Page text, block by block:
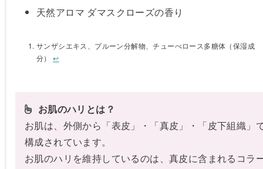
天然アロマ ダマスクローズの香り
サンザシエキス、プルーン分解物、チューべロース多糖体（保湿成
分）↩︎
お肌のハリとは？
お肌は、外側から「表皮」・「真皮」・「皮下組織」
構成されています。
お肌のハリを維持しているのは、真皮に含まれるコラ